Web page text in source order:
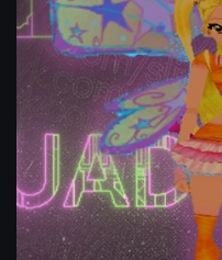
Фея "Винкс"
Одна из фей "Винкс" под
SAMP'ика.